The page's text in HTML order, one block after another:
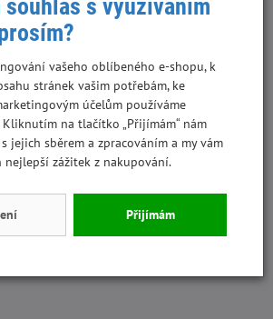
ks/den
5
15
souhlas s využíváním
vašeho oblíbeného e-shopu, k
stránek vašim potřebám, ke
účelům používáme
na tlačítko „Přijímám“ nám
jejich sběrem a zpracováním a my vám
nejlepší zážitek z nakupování.
Přijímám